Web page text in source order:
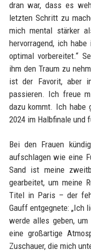
dran war, dass es
letzten Schritt zu
mich mental stärker
hervorragend, ich
optimal vorbereitet.“
ihm den Traum zu
ist der Favorit, aber
passieren. Ich freue
dazu kommt. Ich habe
2024 im Halbfinale und
Bei den Frauen
aufschlagen wie eine
Sand ist meine
gearbeitet, um meine
Titel in Paris – der
Gauff entgegnete: „Ich
werde alles geben,
eine großartige
Zuschauer, die mich